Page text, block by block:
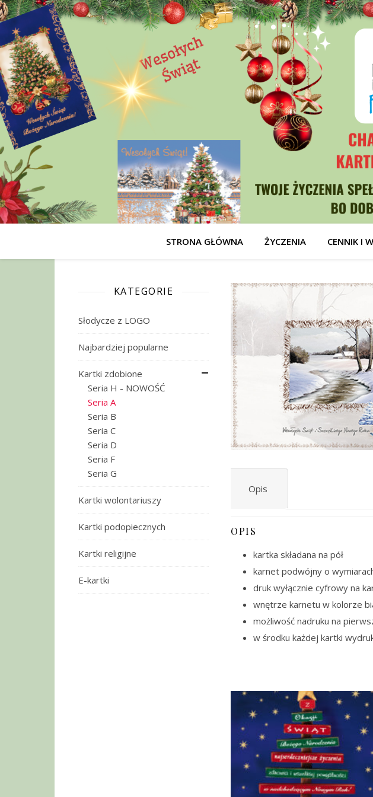
STRONA GŁÓWNA ŻYCZENIA CENNIK I
KATEGORIE
Słodycze z LOGO
Najbardziej popularne
Kartki zdobione
Seria H - NOWOŚĆ
Seria A
Seria B
Seria C
Seria D
Seria F
Seria G
Kartki wolontariuszy
Kartki podopiecznych
Kartki religijne
E-kartki
Opis
OPIS
kartka składana na pół
karnet podwójny o
druk wyłącznie cyfrowy na
wnętrze karnetu w kolorze
możliwość nadruku na
w środku każdej kartki